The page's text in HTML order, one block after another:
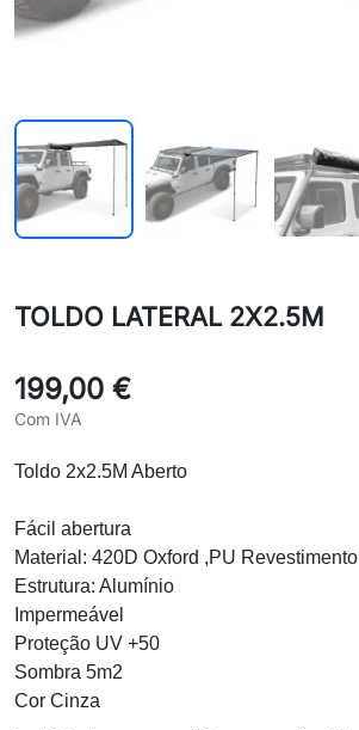
TOLDO LATERAL 2X2.5M
199,00 €
Com IVA
Toldo 2x2.5M Aberto
Fácil abertura
Material: 420D Oxford ,PU Revestimento
Estrutura: Alumínio
Impermeável
Proteção UV +50
Sombra 5m2
Cor Cinza